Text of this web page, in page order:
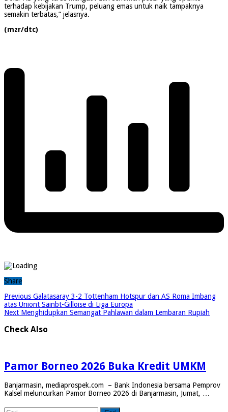
terhadap kebijakan Trump, peluang emas untuk naik tampaknya
semakin terbatas,” jelasnya.
(mzr/dtc)
Share
Previous Galatasaray 3-2 Tottenham Hotspur dan AS Roma Imbang
atas Uniont Sainbt-Gilloise di Liga Europa
Next Menghidupkan Semangat Pahlawan dalam Lembaran Rupiah
Check Also
Pamor Borneo 2026 Buka Kredit UMKM
Banjarmasin, mediaprospek.com – Bank Indonesia bersama Pemprov
Kalsel meluncurkan Pamor Borneo 2026 di Banjarmasin, Jumat, …